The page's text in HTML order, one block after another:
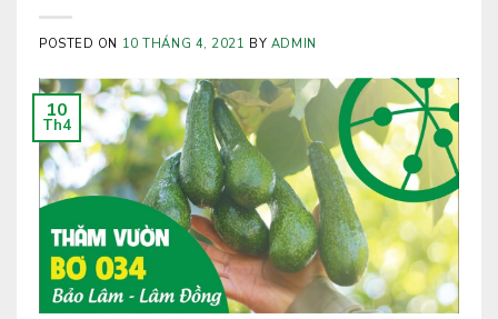
POSTED ON 10 THÁNG 4, 2021 BY ADMIN
10
Th4